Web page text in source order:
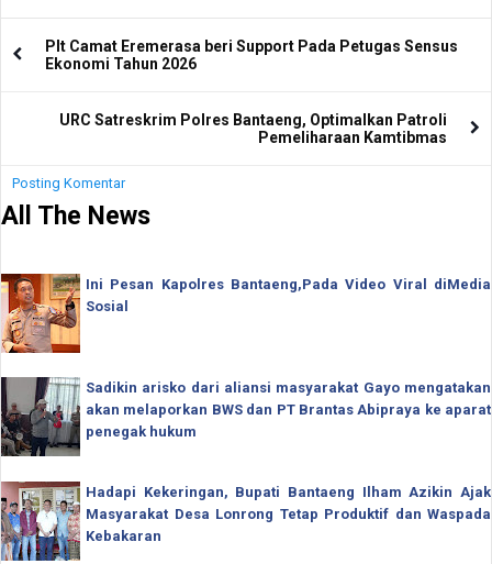
Plt Camat Eremerasa beri Support Pada Petugas Sensus
Ekonomi Tahun 2026
URC Satreskrim Polres Bantaeng, Optimalkan Patroli
Pemeliharaan Kamtibmas
Posting Komentar
All The News
Ini Pesan Kapolres Bantaeng,Pada Video Viral diMedia
Sosial
Sadikin arisko dari aliansi masyarakat Gayo mengatakan
akan melaporkan BWS dan PT Brantas Abipraya ke aparat
penegak hukum
Hadapi Kekeringan, Bupati Bantaeng Ilham Azikin Ajak
Masyarakat Desa Lonrong Tetap Produktif dan Waspada
Kebakaran